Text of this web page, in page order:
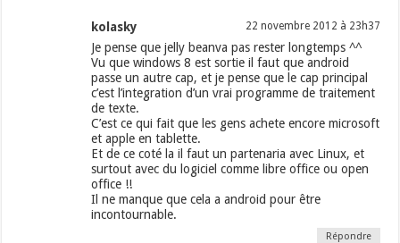
kolasky 22 novembre 2012 à 23h37
Je pense que jelly beanva pas rester longtemps ^^
Vu que windows 8 est sortie il faut que android
passe un autre cap, et je pense que le cap principal
c’est l’integration d’un vrai programme de traitement
de texte.
C’est ce qui fait que les gens achete encore microsoft
et apple en tablette.
Et de ce coté la il faut un partenaria avec Linux, et
surtout avec du logiciel comme libre office ou open
office !!
Il ne manque que cela a android pour être
incontournable.
Répondre